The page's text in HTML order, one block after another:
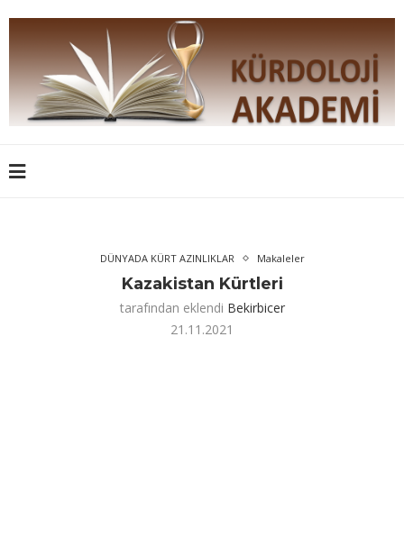
DÜNYADA KÜRT AZINLIKLAR Makaleler
Kazakistan Kürtleri
tarafından eklendi Bekirbicer
21.11.2021